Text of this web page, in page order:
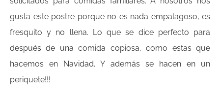
gusta este postre porque no es nada empalagoso, es
fresquito y no llena. Lo que se dice perfecto para
después de una comida copiosa, como estas que
hacemos en Navidad. Y además se hacen en un
periquete!!!